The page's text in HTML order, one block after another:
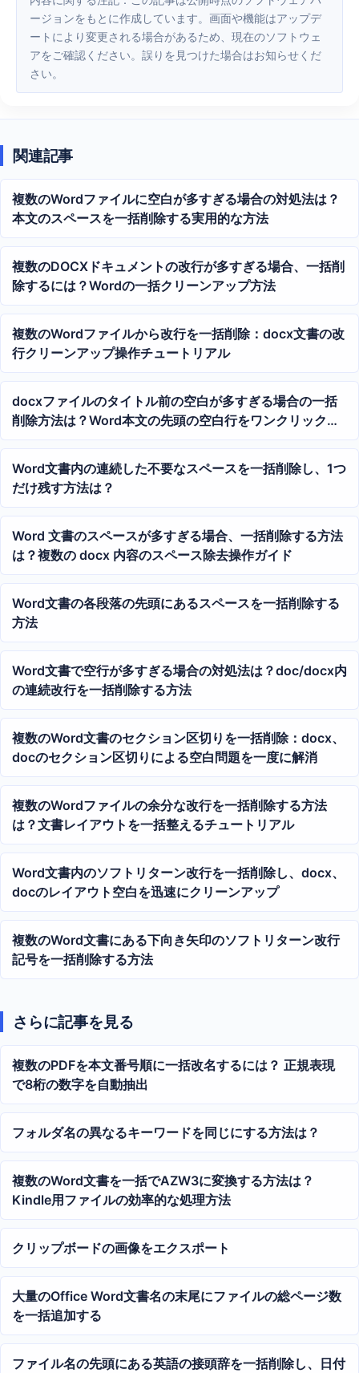
ージョンをもとに作成しています。画面や機能はアップデ
ートにより変更される場合があるため、現在のソフトウェ
アをご確認ください。誤りを見つけた場合はお知らせくだ
さい。
関連記事
複数のWordファイルに空白が多すぎる場合の対処法は？
本文のスペースを一括削除する実用的な方法
複数のDOCXドキュメントの改行が多すぎる場合、一括削
除するには？Wordの一括クリーンアップ方法
複数のWordファイルから改行を一括削除：docx文書の改
行クリーンアップ操作チュートリアル
docxファイルのタイトル前の空白が多すぎる場合の一括
削除方法は？Word本文の先頭の空白行をワンクリックで
削除するチュートリアル
Word文書内の連続した不要なスペースを一括削除し、1つ
だけ残す方法は？
Word 文書のスペースが多すぎる場合、一括削除する方法
は？複数の docx 内容のスペース除去操作ガイド
Word文書の各段落の先頭にあるスペースを一括削除する
方法
Word文書で空行が多すぎる場合の対処法は？doc/docx内
の連続改行を一括削除する方法
複数のWord文書のセクション区切りを一括削除：docx、
docのセクション区切りによる空白問題を一度に解消
複数のWordファイルの余分な改行を一括削除する方法
は？文書レイアウトを一括整えるチュートリアル
Word文書内のソフトリターン改行を一括削除し、docx、
docのレイアウト空白を迅速にクリーンアップ
複数のWord文書にある下向き矢印のソフトリターン改行
記号を一括削除する方法
さらに記事を見る
複数のPDFを本文番号順に一括改名するには？ 正規表現
で8桁の数字を自動抽出
フォルダ名の異なるキーワードを同じにする方法は？
複数のWord文書を一括でAZW3に変換する方法は？
Kindle用ファイルの効率的な処理方法
クリップボードの画像をエクスポート
大量のOffice Word文書名の末尾にファイルの総ページ数
を一括追加する
ファイル名の先頭にある英語の接頭辞を一括削除し、日付